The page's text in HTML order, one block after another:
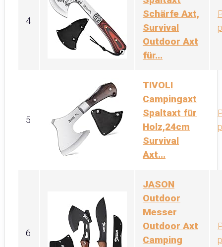
4
Schärfe Axt,
Survival
Outdoor Axt
für...
5
TIVOLI
Campingaxt
Spaltaxt für
Holz,24cm
Survival
Axt...
6
JASON
Outdoor
Messer
Outdoor Axt
Camping